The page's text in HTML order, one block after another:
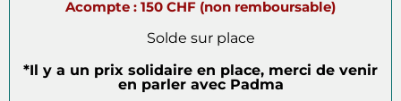
Acompte : 150 CHF (non remboursable)
Solde sur place
*Il y a un prix solidaire en place, merci de venir
en parler avec Padma